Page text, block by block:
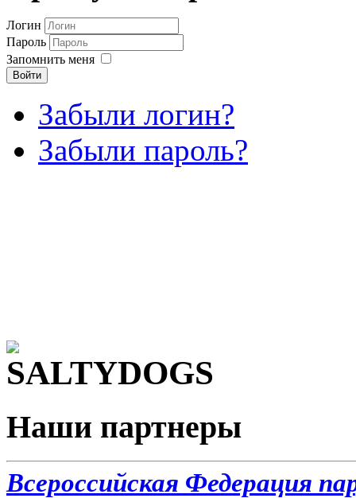
Логин
Пароль
Запомнить меня
Войти
Забыли логин?
Забыли пароль?
Наши партнеры
Всероссийская Федерация